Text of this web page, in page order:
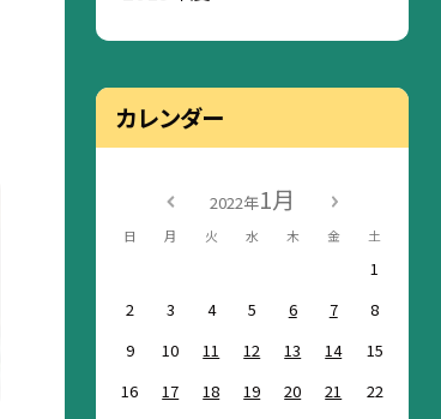
カレンダー
2022年1月
日 月 火 水 木 金 土
1
2
3 4 5 6 7
8
9
10 11 12 13 14
15
16
17 18 19 20 21
22